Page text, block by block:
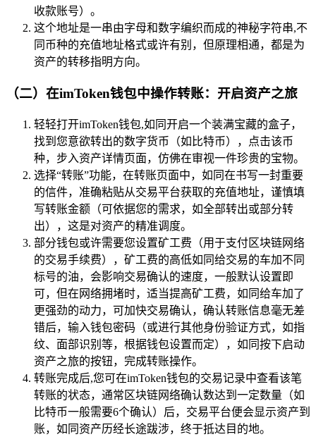
收款账号）。
这个地址是一串由字母和数字编织而成的神秘字符串,不
同币种的充值地址格式或许有别，但原理相通，都是为
资产的转移指明方向。
（二）在imToken钱包中操作转账：开启资产之旅
轻轻打开imToken钱包,如同开启一个装满宝藏的盒子，
找到您意欲转出的数字货币（如比特币），点击该币
种，步入资产详情页面，仿佛在审视一件珍贵的宝物。
选择“转账”功能，在转账页面中，如同在书写一封重要
的信件，准确粘贴从交易平台获取的充值地址，谨慎填
写转账金额（可依据您的需求，如全部转出或部分转
出），这是对资产的精准调度。
部分钱包或许需要您设置矿工费（用于支付区块链网络
的交易手续费），矿工费的高低如同给交易的车加不同
标号的油，会影响交易确认的速度，一般默认设置即
可，但在网络拥堵时，适当提高矿工费，如同给车加了
更强劲的动力，可加快交易确认，确认转账信息毫无差
错后，输入钱包密码（或进行其他身份验证方式，如指
纹、面部识别等，根据钱包设置而定），如同按下启动
资产之旅的按钮，完成转账操作。
转账完成后,您可在imToken钱包的交易记录中查看该笔
转账的状态，通常区块链网络确认数达到一定数量（如
比特币一般需要6个确认）后，交易平台便会显示资产到
账，如同资产历经长途跋涉，终于抵达目的地。